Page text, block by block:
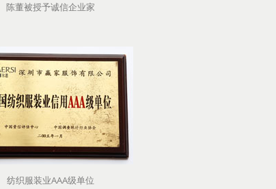
陈董被授予诚信企业家
纺织服装业AAA级单位